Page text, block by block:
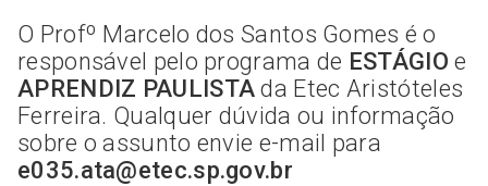
O Profº Marcelo dos Santos Gomes é o
responsável pelo programa de ESTÁGIOe
APRENDIZ PAULISTA da Etec Aristóteles
Ferreira. Qualquer dúvida ou informação
sobre o assunto envie e-mail para
e035.ata@etec.sp.gov.br